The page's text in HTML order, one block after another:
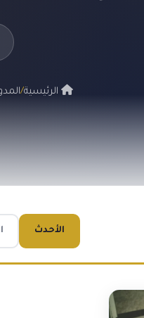
الرئيسية/
الأحدث